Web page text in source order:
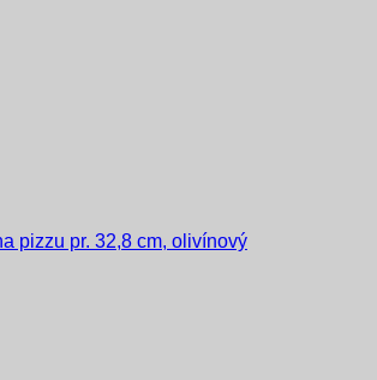
pizzu pr. 32,8 cm, olivínový